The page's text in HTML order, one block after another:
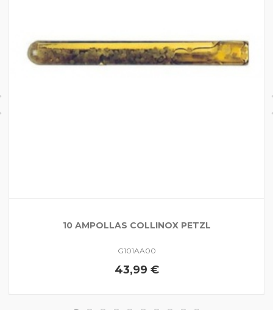
10 AMPOLLAS COLLINOX PETZL
G101AA00
43,99 €